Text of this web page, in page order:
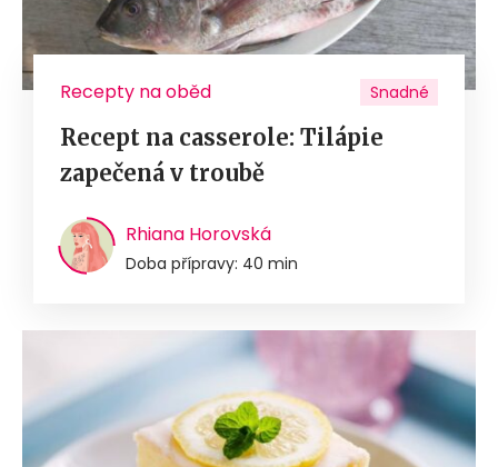
Recepty na oběd Snadné
Recept na casserole: Tilápie
zapečená v troubě
Rhiana Horovská
Doba přípravy: 40 min